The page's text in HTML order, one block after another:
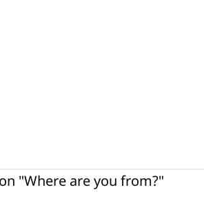
"Where are you from?"